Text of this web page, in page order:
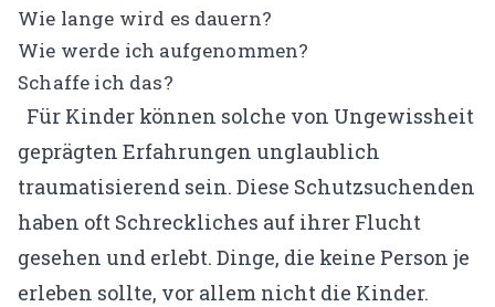
Wie lange wird es dauern?
Wie werde ich aufgenommen?
Schaffe ich das?
Für Kinder können solche von Ungewissheit
geprägten Erfahrungen unglaublich
traumatisierend sein. Diese Schutzsuchenden
haben oft Schreckliches auf ihrer Flucht
gesehen und erlebt. Dinge, die keine Person je
erleben sollte, vor allem nicht die Kinder.